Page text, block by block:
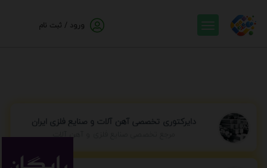
ورود / ثبت نام
دایرکتوری تخصصی آهن آلات و صنایع فلزی ایران
مرجع تخصصی صنایع فلزی و آهن آلات